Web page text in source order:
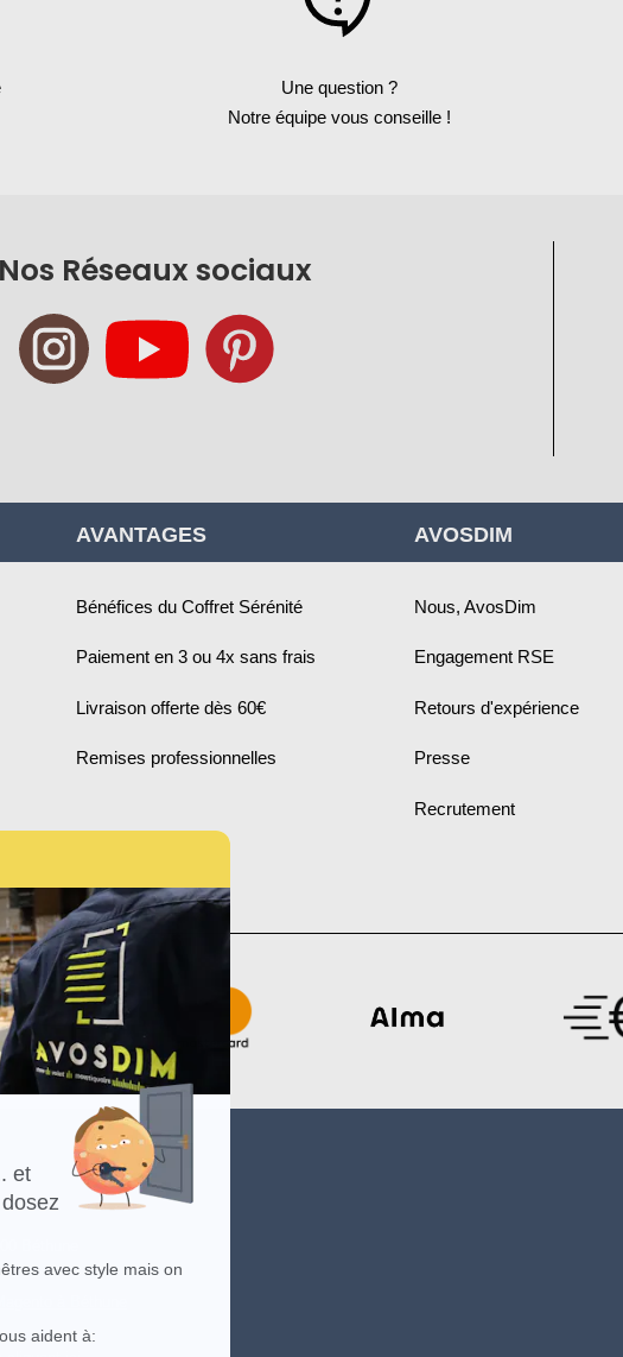
et
avec style mais on
aident à:
Une question ?
Notre équipe vous conseille !
Nos Réseaux sociaux
AVANTAGES
Bénéfices du Coffret Sérénité
Paiement en 3 ou 4x sans frais
Livraison offerte dès 60€
Remises professionnelles
AVOSDIM
Nous, AvosDim
Engagement RSE
Retours d'expérience
Presse
Recrutement
à Béthune